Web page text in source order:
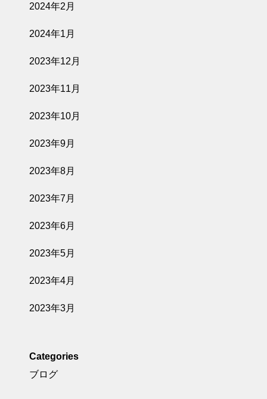
2024年2月
2024年1月
2023年12月
2023年11月
2023年10月
2023年9月
2023年8月
2023年7月
2023年6月
2023年5月
2023年4月
2023年3月
Categories
ブログ